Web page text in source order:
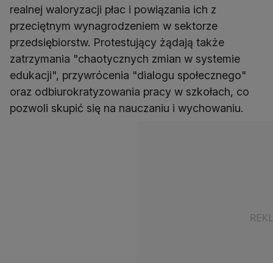
realnej waloryzacji płac i powiązania ich z
przeciętnym wynagrodzeniem w sektorze
przedsiębiorstw. Protestujący żądają także
zatrzymania "chaotycznych zmian w systemie
edukacji", przywrócenia "dialogu społecznego"
oraz odbiurokratyzowania pracy w szkołach, co
pozwoli skupić się na nauczaniu i wychowaniu.